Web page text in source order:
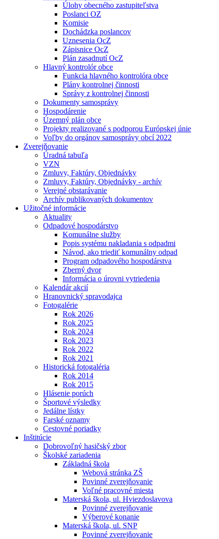
Úlohy obecného zastupiteľstva
Poslanci OZ
Komisie
Dochádzka poslancov
Uznesenia OcZ
Zápisnice OcZ
Plán zasadnutí OcZ
Hlavný kontrolór obce
Funkcia hlavného kontrolóra obce
Plány kontrolnej činnosti
Správy z kontrolnej činnosti
Dokumenty samosprávy
Hospodárenie
Územný plán obce
Projekty realizované s podporou Európskej únie
Voľby do orgánov samosprávy obcí 2022
Zverejňovanie
Úradná tabuľa
VZN
Zmluvy, Faktúry, Objednávky
Zmluvy, Faktúry, Objednávky - archív
Verejné obstarávanie
Archív publikovaných dokumentov
Užitočné informácie
Aktuality
Odpadové hospodárstvo
Komunálne služby
Popis systému nakladania s odpadmi
Návod, ako triediť komunálny odpad
Program odpadového hospodárstva
Zberný dvor
Informácia o úrovni vytriedenia
Kalendár akcií
Hranovnický spravodajca
Fotogalérie
Rok 2026
Rok 2025
Rok 2024
Rok 2023
Rok 2022
Rok 2021
Historická fotogaléria
Rok 2014
Rok 2015
Hlásenie porúch
Športové výsledky
Jedálne lístky
Farské oznamy
Cestovné poriadky
Inštitúcie
Dobrovoľný hasičský zbor
Školské zariadenia
Základná škola
Webová stránka ZŠ
Povinné zverejňovanie
Voľné pracovné miesta
Materská škola, ul. Hviezdoslavova
Povinné zverejňovanie
Výberové konanie
Materská škola, ul. SNP
Povinné zverejňovanie